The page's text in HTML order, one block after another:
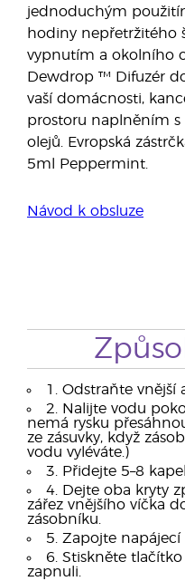
jednoduchým
hodiny nepřetržitého
vypnutím a okolního
Dewdrop ™ Difuzér
vaší domácnosti,
prostoru naplněním s
olejů. Evropská
5ml Peppermint.
Návod k obsluze
1. Odstraňte vnější
2. Nalijte vodu
nemá rysku
ze zásuvky, když
vodu vyléváte.)
3. Přidejte 5–8
4. Dejte oba kryty
zářez vnějšího víčka
zásobníku.
5. Zapojte napájecí
6. Stiskněte
zapnuli.